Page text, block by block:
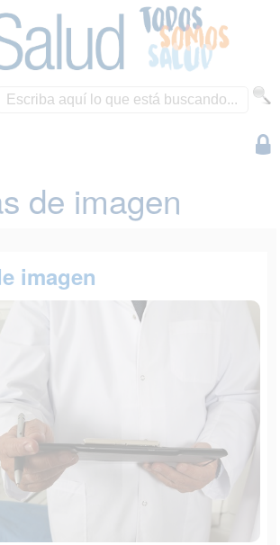
de imagen
imagen